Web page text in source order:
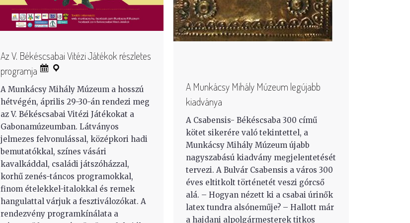
Az V. Békéscsabai Vitézi Játékok részletes
programja
A Munkácsy Mihály Múzeum a hosszú
hétvégén, április 29-30-án rendezi meg
az V. Békéscsabai Vitézi Játékokat a
Gabonamúzeumban. Látványos
jelmezes felvonulással, középkori hadi
bemutatókkal, színes vásári
kavalkáddal, családi játszóházzal,
korhű zenés-táncos programokkal,
finom ételekkel-italokkal és remek
hangulattal várjuk a fesztiválozókat. A
rendezvény programkínálata a
A Munkácsy Mihály Múzeum legújabb
kiadványa
A Csabensis- Békéscsaba 300 című
kötet sikerére való tekintettel, a
Munkácsy Mihály Múzeum újabb
nagyszabású kiadvány megjelentetését
tervezi. A Bulvár Csabensis a város 300
éves eltitkolt történetét veszi górcső
alá. – Hogyan nézett ki a csabai úrinők
latex tundra alsóneműje? – Hallott már
a hajdani alpolgármesterek titkos